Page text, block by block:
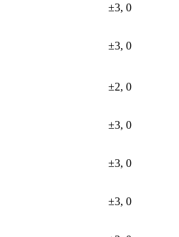
±3, 0
±3, 0
±2, 0
±3, 0
±3, 0
±3, 0